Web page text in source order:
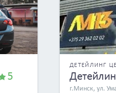
5
ДЕТЕЙЛИНГ
г.Минск, ул.